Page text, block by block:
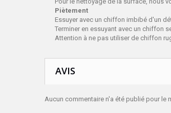
Piètement
Essuyer avec un chiffon imbibé d'un
Terminer en essuyant avec un chiffon
Attention à ne pas utiliser de chiffon
AVIS
Aucun commentaire n'a été publié pour le